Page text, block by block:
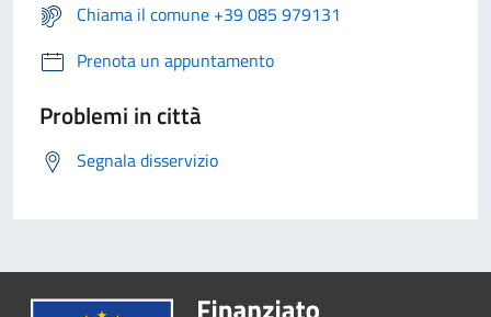
Chiama il comune +39 085 979131
Prenota un appuntamento
Problemi in città
Segnala disservizio